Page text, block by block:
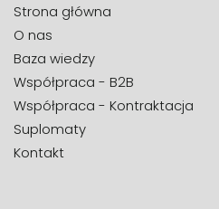
Strona główna
O nas
Baza wiedzy
Współpraca - B2B
Współpraca - Kontraktacja
Suplomaty
Kontakt